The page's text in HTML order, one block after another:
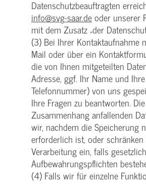
Datenschutzbeauftragten
info@svg-saar.deoder unserer
mit dem Zusatz „der
(3) Bei Ihrer Kontaktaufnahme
Mail oder über ein
die von Ihnen mitgeteilten
Adresse, ggf. Ihr Name und Ihre
Telefonnummer) von uns
Ihre Fragen zu beantworten.
Zusammenhang anfallenden
wir, nachdem die Speicherung
erforderlich ist, oder
Verarbeitung ein, falls
Aufbewahrungspflichten
(4) Falls wir für einzelne